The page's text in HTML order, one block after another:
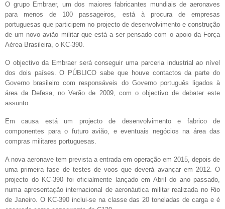
O grupo Embraer, um dos maiores fabricantes mundiais de aeronaves
para menos de 100 passageiros, está à procura de empresas
portuguesas que participem no projecto de desenvolvimento e construção
de um novo avião militar que está a ser pensado com o apoio da Força
Aérea Brasileira, o KC-390.
O objectivo da Embraer será conseguir uma parceria industrial ao nível
dos dois países. O PÚBLICO sabe que houve contactos da parte do
Governo brasileiro com responsáveis do Governo português ligados à
área da Defesa, no Verão de 2009, com o objectivo de debater este
assunto.
Em causa está um projecto de desenvolvimento e fabrico de
componentes para o futuro avião, e eventuais negócios na área das
compras militares portuguesas.
A nova aeronave tem prevista a entrada em operação em 2015, depois de
uma primeira fase de testes de voos que deverá avançar em 2012. O
projecto do KC-390 foi oficialmente lançado em Abril do ano passado,
numa apresentação internacional de aeronáutica militar realizada no Rio
de Janeiro. O KC-390 inclui-se na classe das 20 toneladas de carga e é